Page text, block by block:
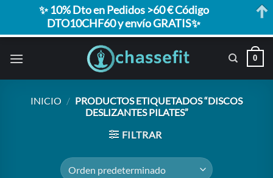
0
INICIO / PRODUCTOS ETIQUETADOS “DISCOS
DESLIZANTES PILATES”
FILTRAR
✨ 10% Dto en Pedidos >60 € Código
DTO10CHF60 y envío GRATIS✨